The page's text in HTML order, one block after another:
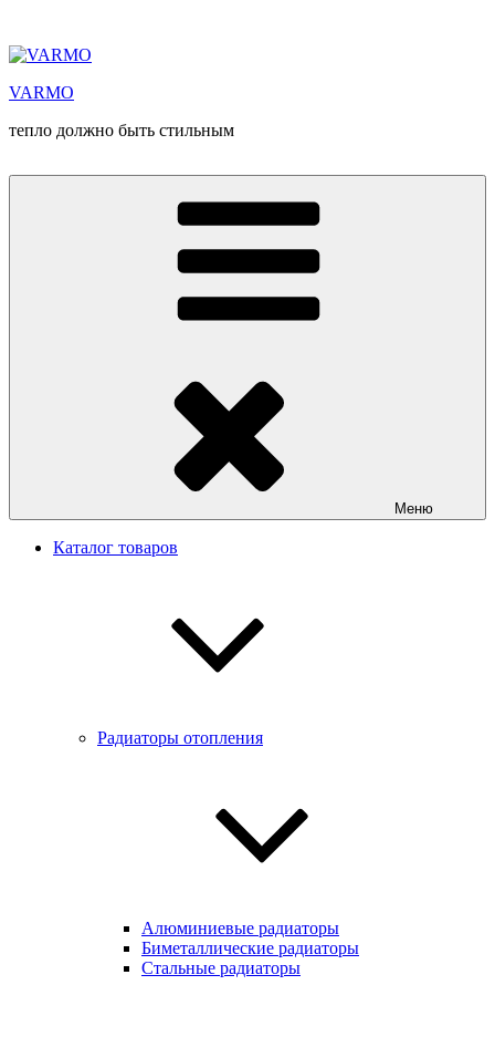
содержимому
VARMO
тепло должно быть стильным
Меню
Каталог товаров
Радиаторы отопления
Алюминиевые радиаторы
Биметаллические радиаторы
Стальные радиаторы